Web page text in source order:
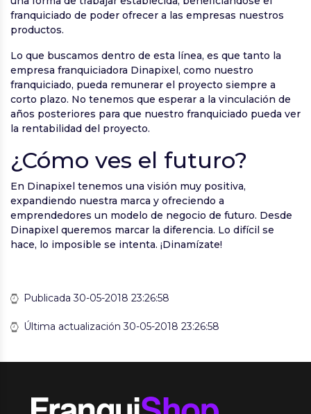
franquiciado de poder ofrecer a las empresas nuestros
productos.
Lo que buscamos dentro de esta línea, es que tanto la
empresa franquiciadora Dinapixel, como nuestro
franquiciado, pueda remunerar el proyecto siempre a
corto plazo. No tenemos que esperar a la vinculación de
años posteriores para que nuestro franquiciado pueda ver
la rentabilidad del proyecto.
¿Cómo ves el futuro?
En Dinapixel tenemos una visión muy positiva,
expandiendo nuestra marca y ofreciendo a
emprendedores un modelo de negocio de futuro. Desde
Dinapixel queremos marcar la diferencia. Lo difícil se
hace, lo imposible se intenta. ¡Dinamízate!
Publicada 30-05-2018 23:26:58
Última actualización 30-05-2018 23:26:58